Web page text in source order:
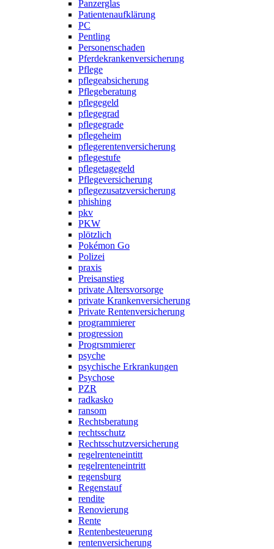
Panzerglas
Patientenaufklärung
PC
Pentling
Personenschaden
Pferdekrankenversicherung
Pflege
pflegeabsicherung
Pflegeberatung
pflegegeld
pflegegrad
pflegegrade
pflegeheim
pflegerentenversicherung
pflegestufe
pflegetagegeld
Pflegeversicherung
pflegezusatzversicherung
phishing
pkv
PKW
plötzlich
Pokémon Go
Polizei
praxis
Preisanstieg
private Altersvorsorge
private Krankenversicherung
Private Rentenversicherung
programmierer
progression
Progrsmmierer
psyche
psychische Erkrankungen
Psychose
PZR
radkasko
ransom
Rechtsberatung
rechtsschutz
Rechtsschutzversicherung
regelrenteneintitt
regelrenteneintritt
regensburg
Regenstauf
rendite
Renovierung
Rente
Rentenbesteuerung
rentenversicherung